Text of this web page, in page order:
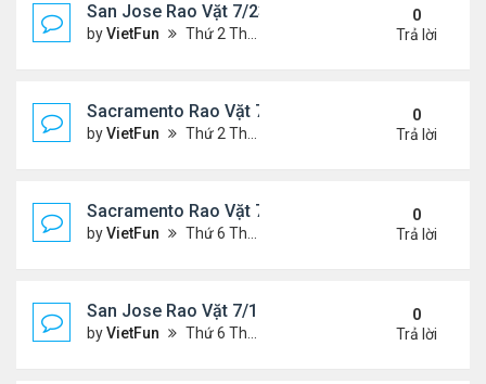
San Jose Rao Vặt 7/23/21- 7/30/21
byVietFun Thứ 2 Tháng 7 26, 2021 4:19 pm
0
Trả lời
Sacramento Rao Vặt 7/23/21- 7/30/21
byVietFun Thứ 2 Tháng 7 26, 2021 4:13 pm
0
Trả lời
Sacramento Rao Vặt 7/16/21- 7/23/21
byVietFun Thứ 6 Tháng 7 16, 2021 10:33 am
0
Trả lời
San Jose Rao Vặt 7/16/21- 7/23/21
byVietFun Thứ 6 Tháng 7 16, 2021 10:25 am
0
Trả lời